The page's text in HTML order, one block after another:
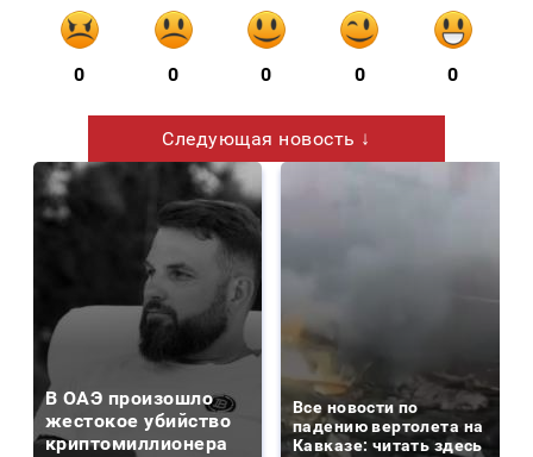
0 0 0 0 0
Следующая новость ↓
В ОАЭ произошло
жестокое убийство
криптомиллионера
Все новости по
падению вертолета на
Кавказе: читать здесь